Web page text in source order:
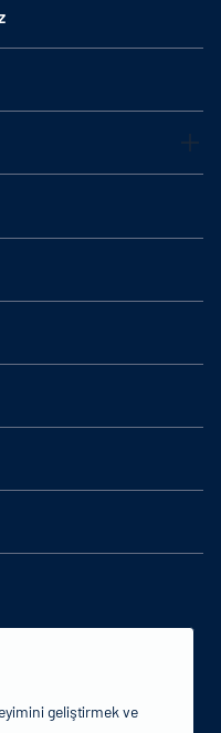
geliştirmek ve